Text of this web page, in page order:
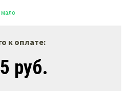
мало
к оплате:
руб.